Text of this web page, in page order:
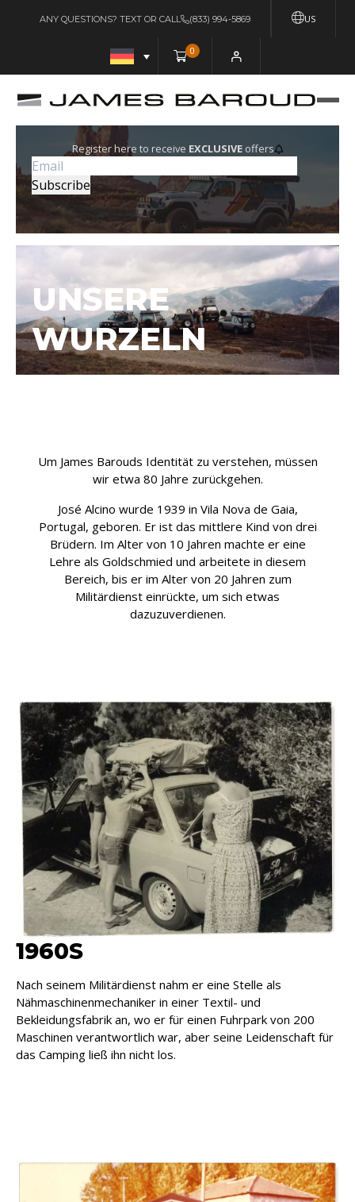
US
ANY QUESTIONS? TEXT OR CALL (833) 994-5869
0
Register here to receive EXCLUSIVEoffers
UNSERE
WURZELN
Um James Barouds Identität zu verstehen, müssen
wir etwa 80 Jahre zurückgehen.
José Alcino wurde 1939 in Vila Nova de Gaia,
Portugal, geboren. Er ist das mittlere Kind von drei
Brüdern. Im Alter von 10 Jahren machte er eine
Lehre als Goldschmied und arbeitete in diesem
Bereich, bis er im Alter von 20 Jahren zum
Militärdienst einrückte, um sich etwas
dazuzuverdienen.
1960S
Nach seinem Militärdienst nahm er eine Stelle als
Nähmaschinenmechaniker in einer Textil- und
Bekleidungsfabrik an, wo er für einen Fuhrpark von 200
Maschinen verantwortlich war, aber seine Leidenschaft für
das Camping ließ ihn nicht los.